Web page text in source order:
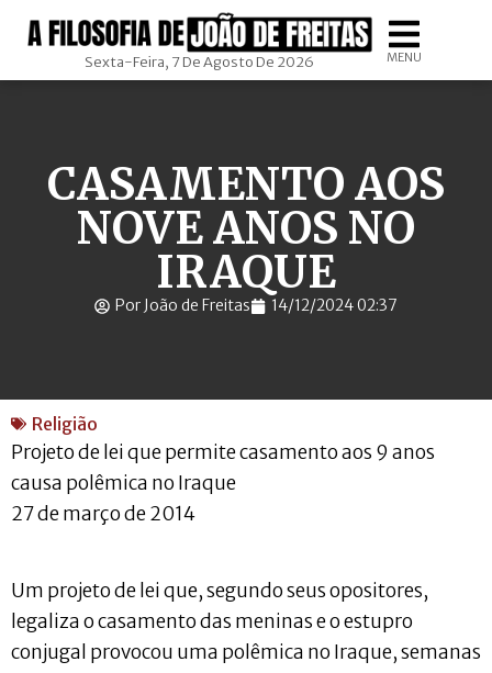
Sexta-Feira, 7 De Agosto De 2026 MENU
CASAMENTO AOS
NOVE ANOS NO
IRAQUE
Por João de Freitas 14/12/2024 02:37
Religião
Projeto de lei que permite casamento aos 9 anos
causa polêmica no Iraque
27 de março de 2014
Um projeto de lei que, segundo seus opositores,
legaliza o casamento das meninas e o estupro
conjugal provocou uma polêmica no Iraque, semanas